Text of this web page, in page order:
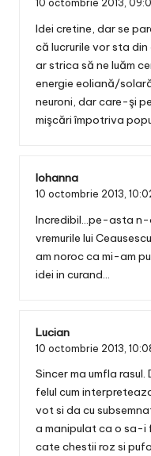
10 octombrie 2013,
Idei cretine, dar se
că lucrurile vor sta
ar strica să ne luăm
energie eoliană/
neuroni, dar care-şi
mişcări împotriva
Iohanna
10 octombrie 2013,
Incredibil…pe-asta n-
vremurile lui
am noroc ca mi-am
idei in curand…
Lucian
10 octombrie 2013,
Sincer ma umfla rasul.
felul cum
vot si da cu
a manipulat ca o sa-i
cate chestii roz si